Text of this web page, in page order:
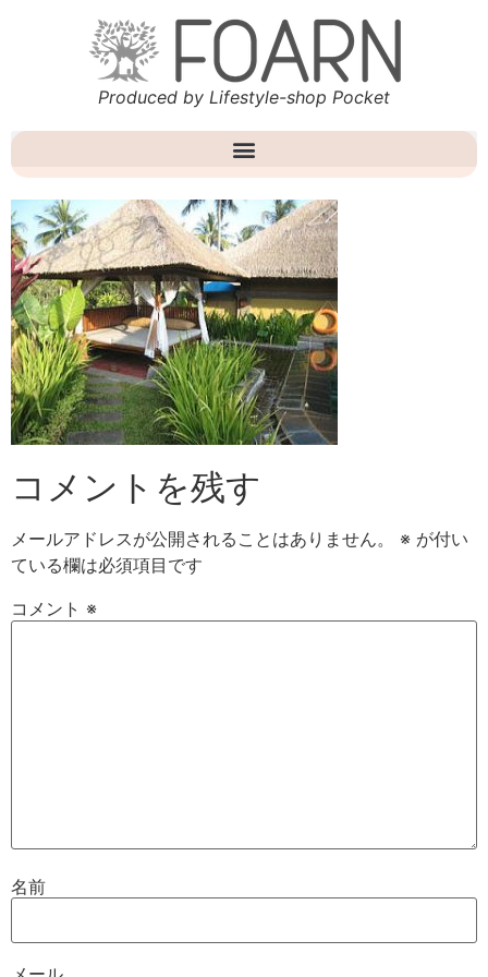
Produced by Lifestyle-shop Pocket
コメントを残す
メールアドレスが公開されることはありません。 ※ が付い
ている欄は必須項目です
コメント ※
名前